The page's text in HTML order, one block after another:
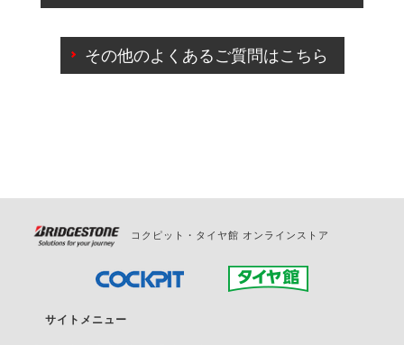
出来ないものもございます。
ご来店予約日の3営業日前を過ぎている場合のご予約
の日時変更につきましては、直接ご予約の店舗まで
その他のよくあるご質問はこちら
コクピット・タイヤ館 オンラインストア
サイトメニュー